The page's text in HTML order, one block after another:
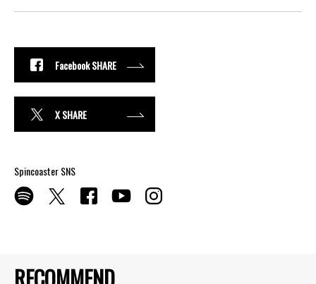
Facebook SHARE
X SHARE
Spincoaster SNS